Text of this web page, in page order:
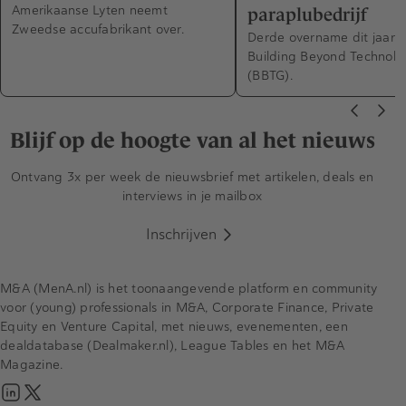
Amerikaanse Lyten neemt
Zweedse accufabrikant over.
paraplubedrijf
Derde overname dit jaar
Building Beyond
(BBTG).
Blijf op de hoogte van al het nieuws
Ontvang 3x per week de nieuwsbrief met artikelen, deals en
interviews in je mailbox
Inschrijven
M&A (MenA.nl) is het toonaangevende platform en community
voor (young) professionals in M&A, Corporate Finance, Private
Equity en Venture Capital, met nieuws, evenementen, een
dealdatabase (Dealmaker.nl), League Tables en het M&A
Magazine.